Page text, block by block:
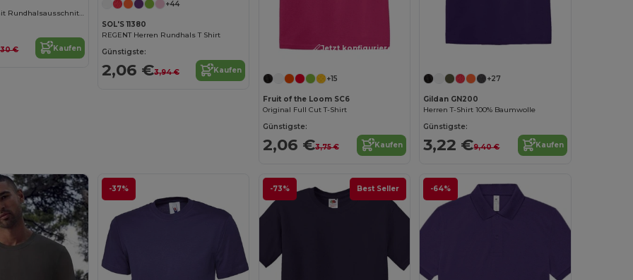
Herren T-Shirt mit Rundhalsausschnitt 155
€ Kaufen
+44
SOL'S 11380
REGENT Herren Rundhals T Shirt
Günstigste:
2,06 €3,94 € Kaufen
Jetzt konfigurieren!
+15
Fruit of the Loom SC6
Original Full Cut T-Shirt
Günstigste:
2,06 €3,75 € Kaufen
Jetzt konfigurieren!
+27
Gildan GN200
Herren T-Shirt 100% Baumwolle
Günstigste:
3,22 €9,40 € Kaufen
-37% -73% Best Seller -64%